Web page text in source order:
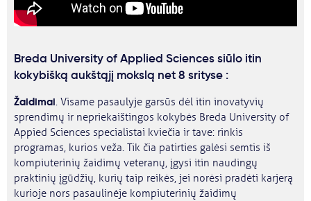
Breda University of Applied Sciences siūlo itin
kokybišką aukštąjį mokslą net 8 srityse :
Žaidimai. Visame pasaulyje garsūs dėl itin inovatyvių
sprendimų ir nepriekaištingos kokybės Breda University of
Appied Sciences specialistai kviečia ir tave: rinkis
programas, kurios veža. Tik čia patirties galėsi semtis iš
kompiuterinių žaidimų veteranų, įgysi itin naudingų
praktinių įgūdžių, kurių taip reikės, jei norėsi pradėti karjerą
kurioje nors pasaulinėje kompiuterinių žaidimų